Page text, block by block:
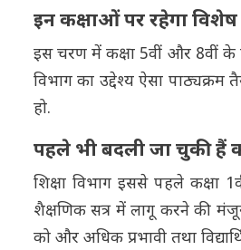
इन कक्षाओं पर रहेगा
इस चरण में कक्षा 5वीं और 8वीं के
विभाग का उद्देश्य ऐसा पाठ्यक्रम
हो.
पहले भी बदली जा चुकी हैं
शिक्षा विभाग इससे पहले
शैक्षणिक सत्र में लागू करने की
को और अधिक प्रभावी तथा